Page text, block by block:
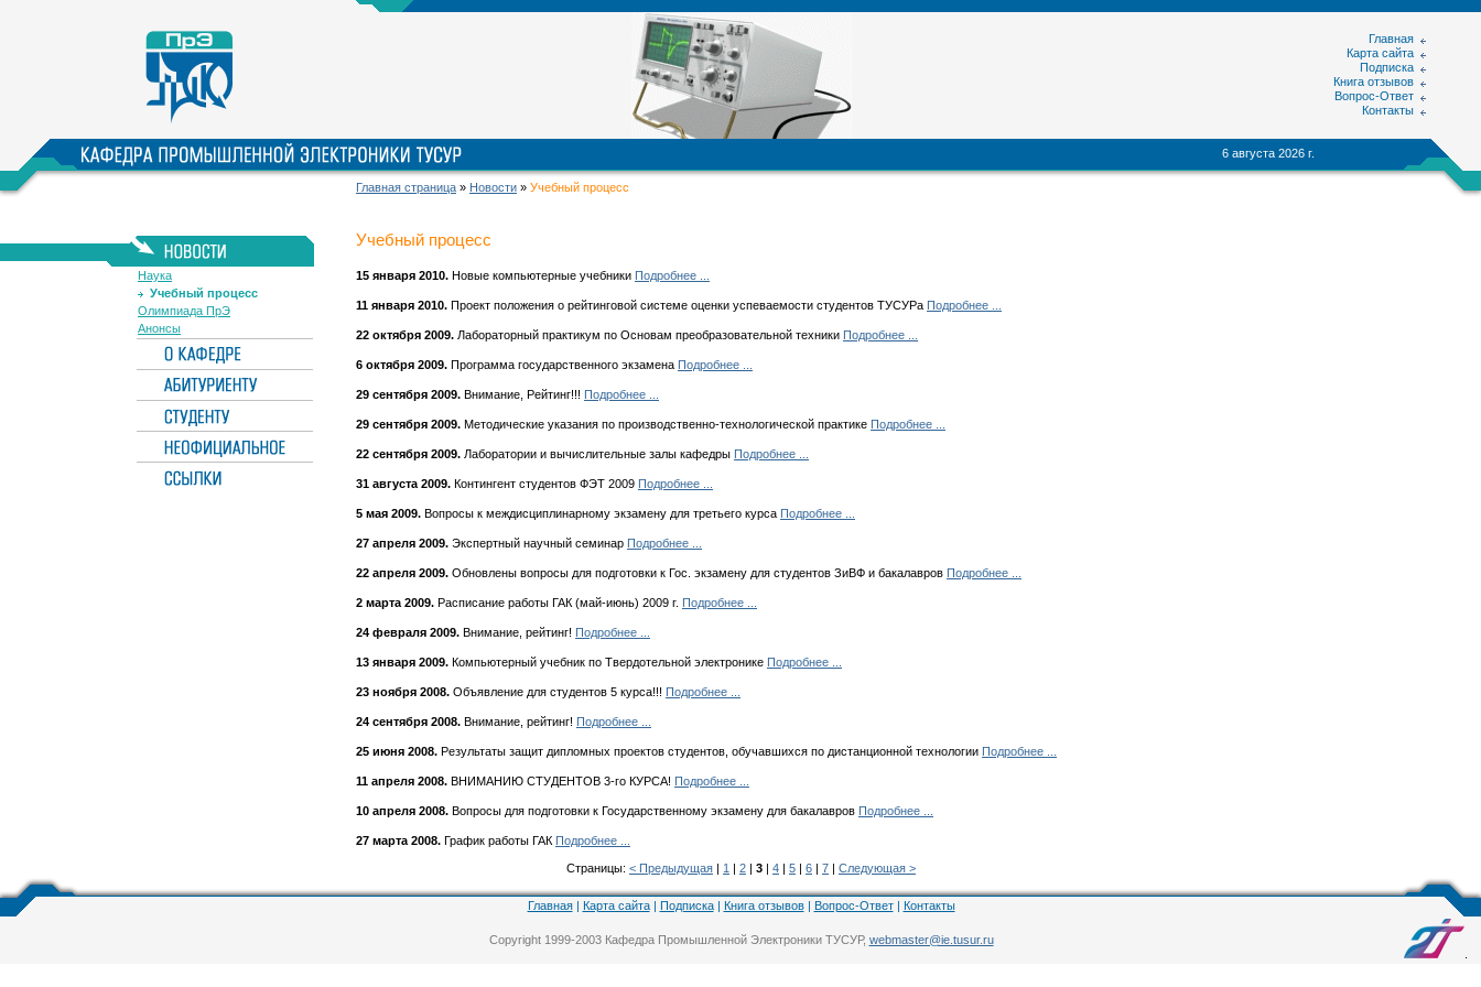
Главная
Карта сайта
Подписка
Книга отзывов
Вопрос-Ответ
Контакты
6 августа 2026 г.
Главная страница » Новости » Учебный процесс
Наука
Учебный процесс
Олимпиада ПрЭ
Анонсы
Учебный процесс
15 января 2010. Новые компьютерные учебники Подробнее ...
11 января 2010. Проект положения о рейтинговой системе оценки успеваемости студентов ТУСУРа Подробнее ...
22 октября 2009. Лабораторный практикум по Основам преобразовательной техники Подробнее ...
6 октября 2009. Программа государственного экзамена Подробнее ...
29 сентября 2009. Внимание, Рейтинг!!! Подробнее ...
29 сентября 2009. Методические указания по производственно-технологической практике Подробнее ...
22 сентября 2009. Лаборатории и вычислительные залы кафедры Подробнее ...
31 августа 2009. Контингент студентов ФЭТ 2009 Подробнее ...
5 мая 2009. Вопросы к междисциплинарному экзамену для третьего курса Подробнее ...
27 апреля 2009. Экспертный научный семинар Подробнее ...
22 апреля 2009. Обновлены вопросы для подготовки к Гос. экзамену для студентов ЗиВФ и бакалавров Подробнее ...
2 марта 2009. Расписание работы ГАК (май-июнь) 2009 г. Подробнее ...
24 февраля 2009. Внимание, рейтинг! Подробнее ...
13 января 2009. Компьютерный учебник по Твердотельной электронике Подробнее ...
23 ноября 2008. Объявление для студентов 5 курса!!! Подробнее ...
24 сентября 2008. Внимание, рейтинг! Подробнее ...
25 июня 2008. Результаты защит дипломных проектов студентов, обучавшихся по дистанционной технологии Подробнее ...
11 апреля 2008. ВНИМАНИЮ СТУДЕНТОВ 3-го КУРСА! Подробнее ...
10 апреля 2008. Вопросы для подготовки к Государственному экзамену для бакалавров Подробнее ...
27 марта 2008. График работы ГАК Подробнее ...
Страницы: < Предыдущая 1 2 3 4 5 6 7 Следующая >
Главная| Карта сайта| Подписка| Книга отзывов| Вопрос-Ответ| Контакты
Copyright 1999-2003 Кафедра Промышленной Электроники ТУСУР, webmaster@ie.tusur.ru